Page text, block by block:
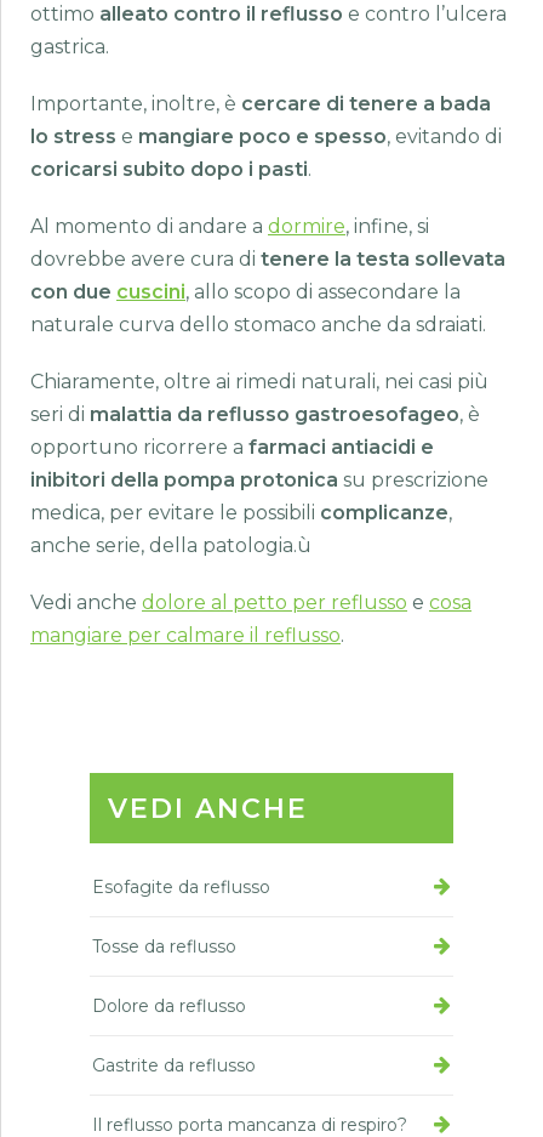
ottimo alleato contro il reflusso e contro l’ulcera
gastrica.
Importante, inoltre, è cercare di tenere a bada
lo stress e mangiare poco e spesso, evitando di
coricarsi subito dopo i pasti.
Al momento di andare a dormire, infine, si
dovrebbe avere cura di tenere la testa sollevata
con due cuscini, allo scopo di assecondare la
naturale curva dello stomaco anche da sdraiati.
Chiaramente, oltre ai rimedi naturali, nei casi più
seri di malattia da reflusso gastroesofageo, è
opportuno ricorrere a farmaci antiacidi e
inibitori della pompa protonica su prescrizione
medica, per evitare le possibili complicanze,
anche serie, della patologia.ù
Vedi anche dolore al petto per reflusso e cosa
mangiare per calmare il reflusso.
VEDI ANCHE
Esofagite da reflusso
Tosse da reflusso
Dolore da reflusso
Gastrite da reflusso
Il reflusso porta mancanza di respiro?